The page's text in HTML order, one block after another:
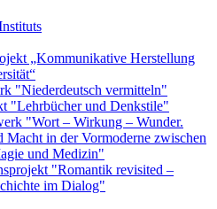
„Kommunikative Herstellung
"Niederdeutsch vermitteln"
"Lehrbücher und Denkstile"
"Wort – Wirkung – Wunder.
Macht in der Vormoderne zwischen
und Medizin"
"Romantik revisited –
im Dialog"